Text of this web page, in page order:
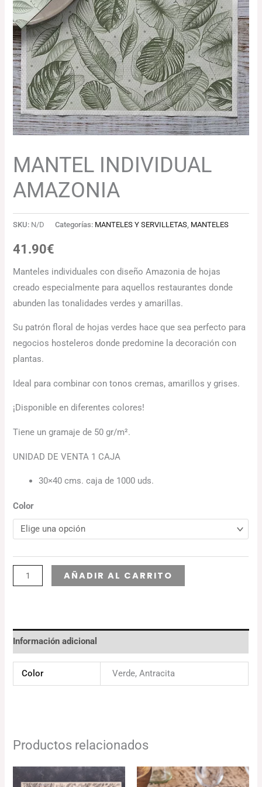
MANTEL INDIVIDUAL
AMAZONIA
SKU: N/D Categorías: MANTELES Y SERVILLETAS MANTELES
41.90€
Manteles individuales con diseño Amazonia de hojas
creado especialmente para aquellos restaurantes donde
abunden las tonalidades verdes y amarillas.
Su patrón floral de hojas verdes hace que sea perfecto para
negocios hosteleros donde predomine la decoración con
plantas.
Ideal para combinar con tonos cremas, amarillos y grises.
¡Disponible en diferentes colores!
Tiene un gramaje de 50 gr/m².
UNIDAD DE VENTA 1 CAJA
30×40 cms. caja de 1000 uds.
Color
AÑADIR AL CARRITO
Información adicional
Color Verde, Antracita
Productos relacionados
El
precio
El
precio